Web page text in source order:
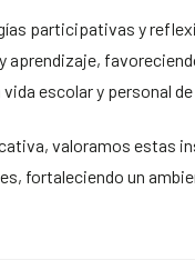
participativas y
aprendizaje,
escolar y personal
valoramos estas
fortaleciendo un